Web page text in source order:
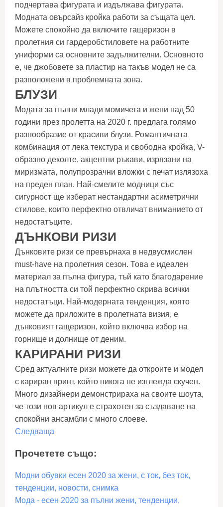
подчертава фигурата и издължава фигурата.
Модната овърсайз кройка работи за същата цел.
Можете спокойно да включите гащеризон в
пролетния си гардеробстиловете на работните
униформи са основните задължителни. Основното
е, че джобовете за пластир на такъв модел не са
разположени в проблемната зона.
БЛУЗИ
Модата за пълни млади момичета и жени над 50
години през пролетта на 2020 г. предлага голямо
разнообразие от красиви блузи. Романтичната
комбинация от лека текстура и свободна кройка, V-
образно деколте, акцентни ръкави, изрязани на
миризмата, полупрозрачни вложки с печат излязоха
на преден план. Най-смелите модници със
сигурност ще изберат нестандартни асиметрични
стилове, които перфектно отвличат вниманието от
недостатъците.
ДЪНКОВИ РИЗИ
Дънковите ризи се превърнаха в недвусмислен
must-have на пролетния сезон. Това е идеален
материал за пълна фигура, тъй като благодарение
на плътността си той перфектно скрива всички
недостатъци. Най-модерната тенденция, която
можете да приложите в пролетната визия, е
дънковият гащеризон, който включва избор на
горнище и долнище от деним.
КАРИРАНИ РИЗИ
Сред актуалните ризи можете да откроите и модел
с кариран принт, който никога не изглежда скучен.
Много дизайнери демонстрираха на своите шоута,
че този нов артикул е страхотен за създаване на
спокойни ансамбли с много слоеве.
Следваща
Прочетете също:
Модни обувки есен 2020 за жени, с ток, без ток,
тенденции, новости, снимка
Мода - есен 2020 за пълни жени, тенденции,